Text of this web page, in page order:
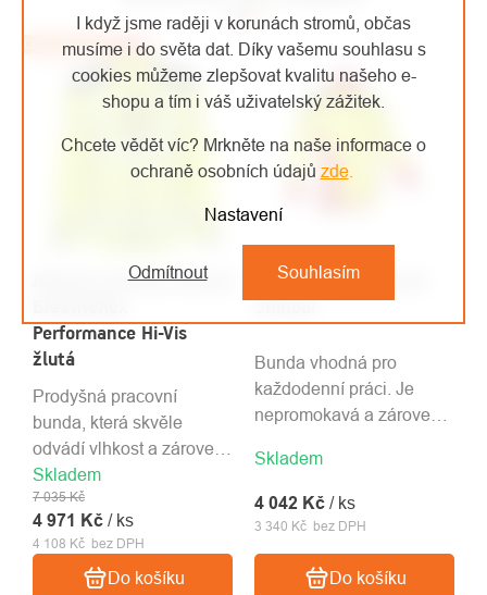
I když jsme raději v korunách stromů, občas
musíme i do světa dat. Díky vašemu souhlasu s
cookies můžeme zlepšovat kvalitu našeho e-
shopu a tím i váš uživatelský zážitek.
Chcete vědět víc? Mrkněte na naše informace o
ochraně osobních údajů zde.
Nastavení
Odmítnout Souhlasím
Doporučujeme -29%
Arbortec pracovní bunda
Performance Hi-Vis
žlutá
Skladem
4 108 Kč bez DPH
7 035 Kč
4 971 Kč / ks
Do košíku
Prodyšná pracovní
bunda, která skvěle
odvádí vlhkost a zároveň
je odolná proti oděru.
Velikost S - XXL.
Sip Protection bunda
Shinobi
Skladem
3 340 Kč bez DPH
4 042 Kč / ks
Do košíku
Bunda vhodná pro
každodenní práci. Je
nepromokavá a zároveň